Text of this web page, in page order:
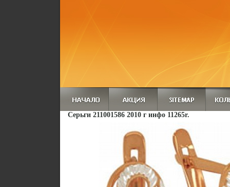
Серьги 211001586 2010 г инфо 11265r.